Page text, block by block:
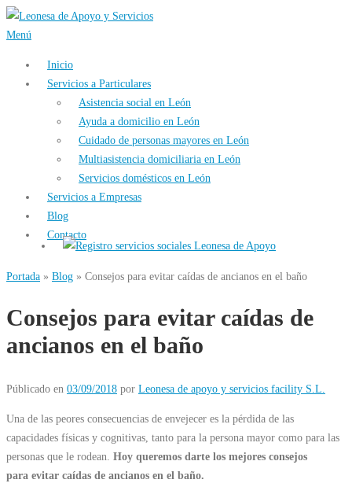
Saltar
al
Menú
Inicio
Servicios a Particulares
Asistencia social en León
Ayuda a domicilio en León
Cuidado de personas mayores en León
Multiasistencia domiciliaria en León
Servicios domésticos en León
Servicios a Empresas
Blog
Contacto
Portada » Blog » Consejos para evitar caídas de ancianos en el baño
Consejos para evitar caídas de
ancianos en el baño
Públicado en 03/09/2018 por Leonesa de apoyo y servicios facility S.L.
Una de las peores consecuencias de envejecer es la pérdida de las
capacidades físicas y cognitivas, tanto para la persona mayor como para las
personas que le rodean. Hoy queremos darte los mejores consejos
para evitar caídas de ancianos en el baño.